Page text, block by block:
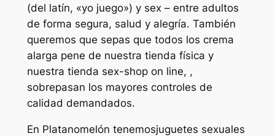
(del latín, «yo juego») y sex – entre adultos
de forma segura, salud y alegría. También
queremos que sepas que todos los crema
alarga pene de nuestra tienda física y
nuestra tienda sex-shop on line, ,
sobrepasan los mayores controles de
calidad demandados.
En Platanomelón tenemosjuguetes sexuales